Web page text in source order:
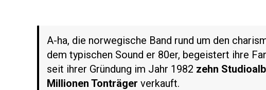
A-ha, die norwegische Band rund um den
dem typischen Sound er 80er, begeistert ihre
seit ihrer Gründung im Jahr 1982 zehn
Millionen Tonträger verkauft.